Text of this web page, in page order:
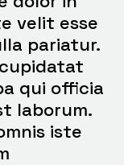
velit esse
pariatur.
qui officia
laborum.
iste